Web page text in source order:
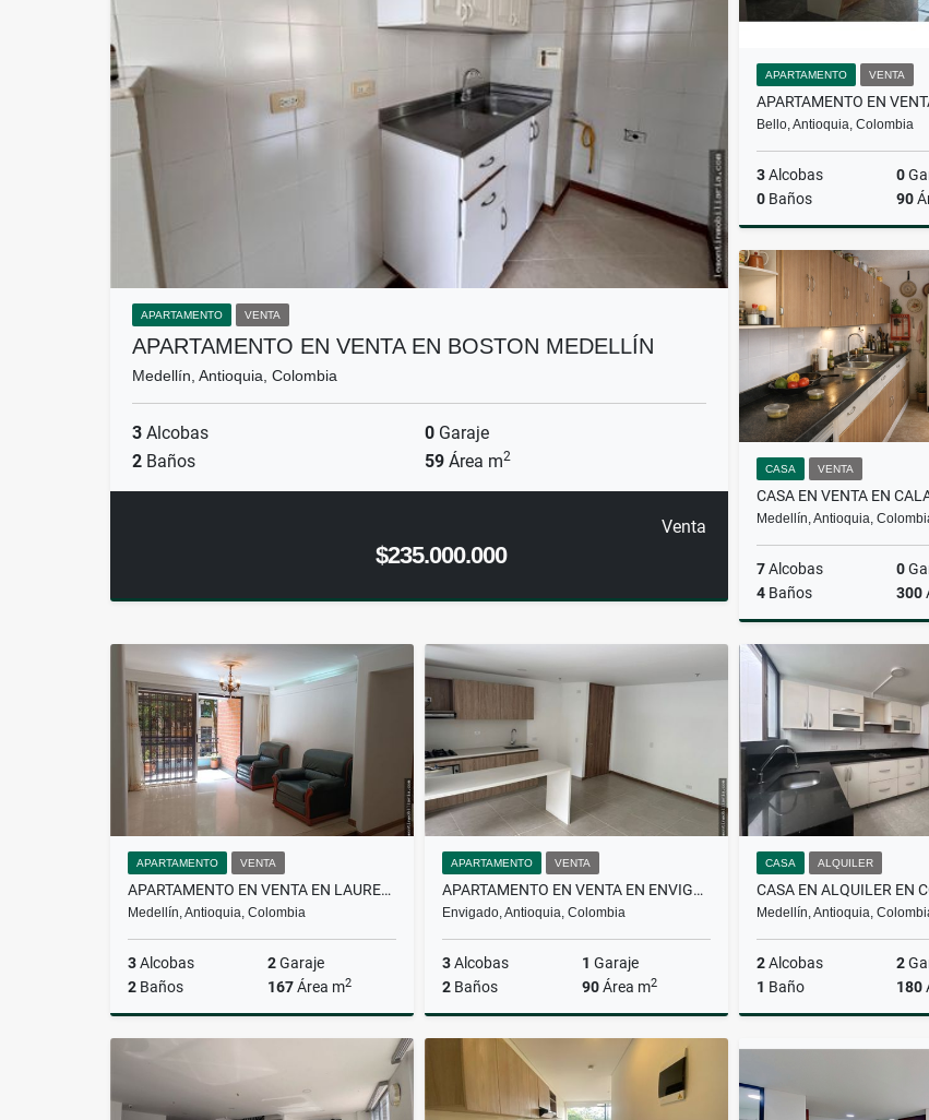
APARTAMENTO VENTA
APARTAMENTO EN VENTA EN BOSTON MEDELLÍN
Medellín, Antioquia, Colombia
3 Alcobas 0 Garaje
2 Baños 59 Área m2
Venta
$235.000.000
APARTAMENTO VENTA
APARTAMENTO EN
Bello, Antioquia, Colombia
3Alcobas 0
0 Baños 90
CASA VENTA
CASA EN VENTA EN
Medellín, Antioquia,
7Alcobas 0
4 Baños 300
APARTAMENTO VENTA
APARTAMENTO EN VENTA EN LAURELES
Medellín, Antioquia, Colombia
3Alcobas 2Garaje
2 Baños 167Área m2
Venta
APARTAMENTO VENTA
APARTAMENTO EN VENTA EN ENVIGADO
Envigado, Antioquia, Colombia
3Alcobas 1 Garaje
2 Baños 90Área m2
Venta
$690.000.000
CASA ALQUILER
Medellín, Antioquia,
2Alcobas 2
1 Baño 180